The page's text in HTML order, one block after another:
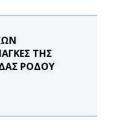
ΤΗΣ
ΡΟΔΟΥ